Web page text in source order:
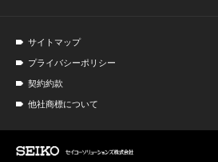
サイトマップ
プライバシーポリシー
契約約款
他社商標について